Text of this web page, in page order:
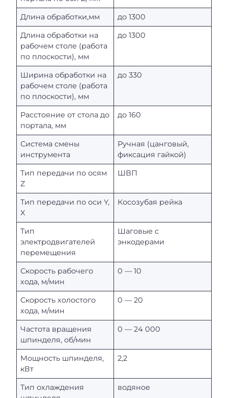
Длина обработки,мм
до 1300
Длина обработки на
рабочем столе (работа
по плоскости), мм
до 1300
Ширина обработки на
рабочем столе (работа
по плоскости), мм
до 330
Расстояние от стола до
портала, мм
до 160
Система смены
инструмента
Ручная (цанговый,
фиксация гайкой)
Тип передачи по осям
Z
ШВП
Тип передачи по оси Y,
X
Косозубая рейка
Тип
электродвигателей
перемещения
Шаговые с
энкодерами
Скорость рабочего
хода, м/мин
0 — 10
Скорость холостого
хода, м/мин
0 — 20
Частота вращения
шпинделя, об/мин
0 — 24 000
Мощность шпинделя,
кВт
2,2
Тип охлаждения
водяное